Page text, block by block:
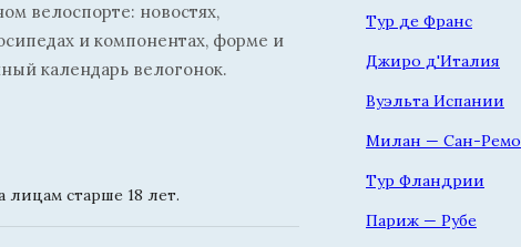
велоспорте: новостях,
и компонентах, форме и
календарь велогонок.
лицам старше 18 лет.
Тур де Франс
Джиро д'Италия
Вуэльта Испании
Милан — Сан-Ремо
Тур Фландрии
Париж — Рубе